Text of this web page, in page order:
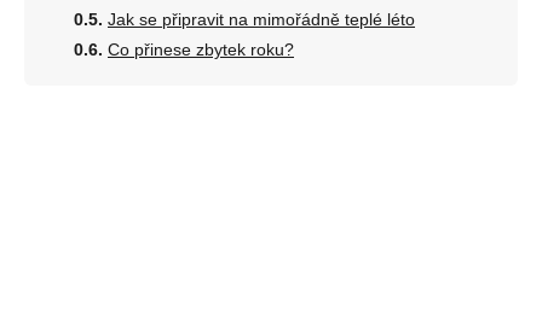
Jak se připravit na mimořádně teplé léto
Co přinese zbytek roku?